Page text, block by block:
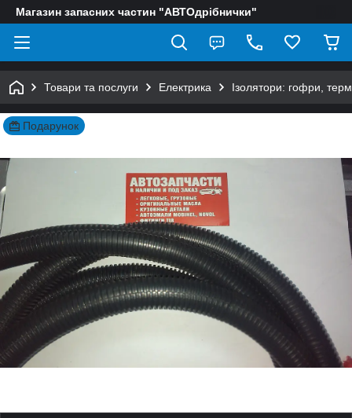
Магазин запасних частин "АВТОдрібнички"
Товари та послуги Електрика Ізолятори: гофри,
Подарунок